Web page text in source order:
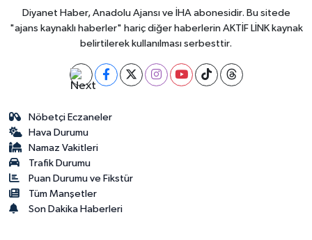
Diyanet Haber, Anadolu Ajansı ve İHA abonesidir. Bu sitede
"ajans kaynaklı haberler" hariç diğer haberlerin AKTİF LİNK kaynak
belirtilerek kullanılması serbesttir.
Nöbetçi Eczaneler
Hava Durumu
Namaz Vakitleri
Trafik Durumu
Puan Durumu ve Fikstür
Tüm Manşetler
Son Dakika Haberleri